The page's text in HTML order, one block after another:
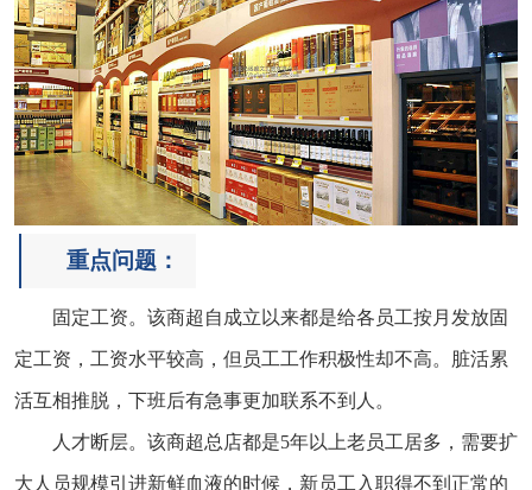
重点问题：
固定工资。该商超自成立以来都是给各员工按月发放固
定工资，工资水平较高，但员工工作积极性却不高。脏活累
活互相推脱，下班后有急事更加联系不到人。
人才断层。该商超总店都是5年以上老员工居多，需要扩
大人员规模引进新鲜血液的时候，新员工入职得不到正常的